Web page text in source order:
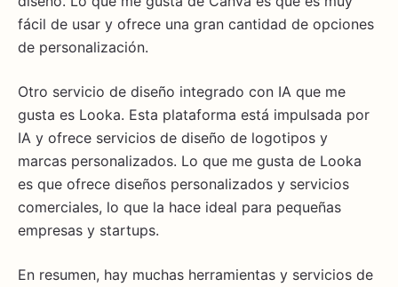
fácil de usar y ofrece una gran cantidad de opciones
de personalización.
Otro servicio de diseño integrado con IA que me
gusta es Looka. Esta plataforma está impulsada por
IA y ofrece servicios de diseño de logotipos y
marcas personalizados. Lo que me gusta de Looka
es que ofrece diseños personalizados y servicios
comerciales, lo que la hace ideal para pequeñas
empresas y startups.
En resumen, hay muchas herramientas y servicios de